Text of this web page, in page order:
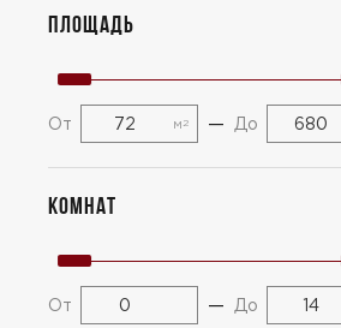
Площадь
От м 2 — До
Комнат
От — До